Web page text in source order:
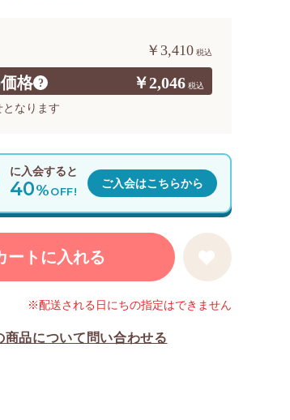
格 ? ￥2,046
￥3,410
となります
ートに入れる
商品について問い合わせる
※配送される日にちの指定はできません
に入会すると
40%OFF!
ご入会はこちらから